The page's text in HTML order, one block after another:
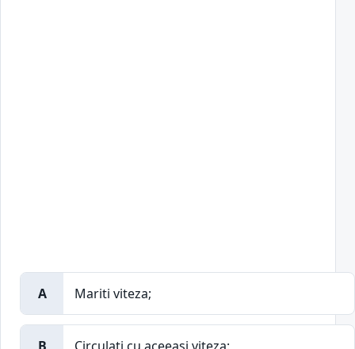
A Mariti viteza;
B Circulati cu aceeasi viteza;